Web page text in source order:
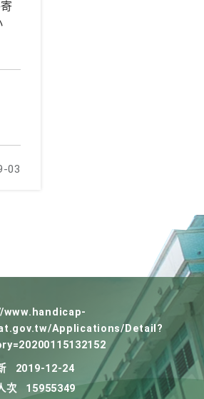
03
Applications/Detail?
2019-12-24
次
15955349